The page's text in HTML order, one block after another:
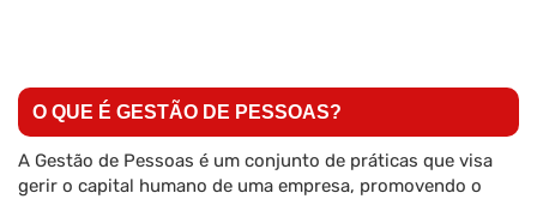
O QUE É GESTÃO DE PESSOAS?
A Gestão de Pessoas é um conjunto de práticas que visa
gerir o capital humano de uma empresa, promovendo o